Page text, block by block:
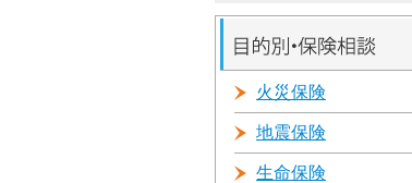
火災保険
地震保険
生命保険